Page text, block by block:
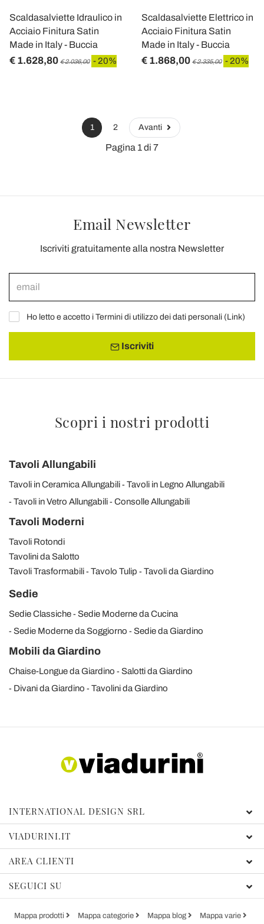
Scaldasalviette Idraulico in
Acciaio Finitura Satin
Made in Italy - Buccia
€ 1.628,80 € 2.036,00 - 20%
Scaldasalviette Elettrico in
Acciaio Finitura Satin
Made in Italy - Buccia
€ 1.868,00 € 2.335,00 - 20%
1 2 Avanti
Pagina 1 di 7
Email Newsletter
Iscriviti gratuitamente alla nostra Newsletter
Ho letto e accetto i Termini di utilizzo dei dati personali (Link)
Iscriviti
Scopri i nostri prodotti
Tavoli Allungabili
Tavoli in Ceramica Allungabili
Tavoli in Legno Allungabili
Tavoli in Vetro Allungabili
Consolle Allungabili
Tavoli Moderni
Tavoli Rotondi
Tavolini da Salotto
Tavoli Trasformabili
Tavolo Tulip Tavoli da Giardino
Sedie
Sedie Classiche
Sedie Moderne da Cucina
Sedie Moderne da Soggiorno
Sedie da Giardino
Mobili da Giardino
Chaise-Longue da Giardino
Salotti da Giardino
Divani da Giardino
Tavolini da Giardino
INTERNATIONAL DESIGN SRL
VIADURINI.IT
AREA CLIENTI
SEGUICI SU
Mappa prodotti Mappa categorie Mappa blog Mappa varie